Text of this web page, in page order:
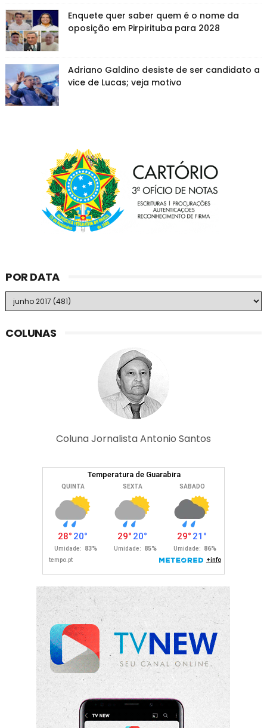
Enquete quer saber quem é o nome da
oposição em Pirpirituba para 2028
Adriano Galdino desiste de ser candidato a
vice de Lucas; veja motivo
POR DATA
COLUNAS
Coluna Jornalista Antonio Santos